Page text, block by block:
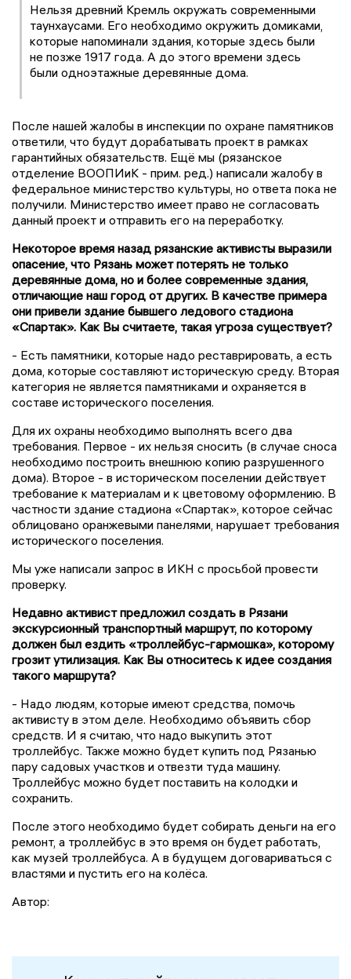
Нельзя древний Кремль окружать современными
таунхаусами. Его необходимо окружить домиками,
которые напоминали здания, которые здесь были
не позже 1917 года. А до этого времени здесь
были одноэтажные деревянные дома.
После нашей жалобы в инспекции по охране памятников
ответили, что будут дорабатывать проект в рамках
гарантийных обязательств. Ещё мы (рязанское
отделение ВООПИиК - прим. ред.) написали жалобу в
федеральное министерство культуры, но ответа пока не
получили. Министерство имеет право не согласовать
данный проект и отправить его на переработку.
Некоторое время назад рязанские активисты выразили
опасение, что Рязань может потерять не только
деревянные дома, но и более современные здания,
отличающие наш город от других. В качестве примера
они привели здание бывшего ледового стадиона
«Спартак». Как Вы считаете, такая угроза существует?
- Есть памятники, которые надо реставрировать, а есть
дома, которые составляют историческую среду. Вторая
категория не является памятниками и охраняется в
составе исторического поселения.
Для их охраны необходимо выполнять всего два
требования. Первое - их нельзя сносить (в случае сноса
необходимо построить внешнюю копию разрушенного
дома). Второе - в историческом поселении действует
требование к материалам и к цветовому оформлению. В
частности здание стадиона «Спартак», которое сейчас
облицовано оранжевыми панелями, нарушает требования
исторического поселения.
Мы уже написали запрос в ИКН с просьбой провести
проверку.
Недавно активист предложил создать в Рязани
экскурсионный транспортный маршрут, по которому
должен был ездить «троллейбус-гармошка», которому
грозит утилизация. Как Вы относитесь к идее создания
такого маршрута?
- Надо людям, которые имеют средства, помочь
активисту в этом деле. Необходимо объявить сбор
средств. И я считаю, что надо выкупить этот
троллейбус. Также можно будет купить под Рязанью
пару садовых участков и отвезти туда машину.
Троллейбус можно будет поставить на колодки и
сохранить.
После этого необходимо будет собирать деньги на его
ремонт, а троллейбус в это время он будет работать,
как музей троллейбуса. А в будущем договариваться с
властями и пустить его на колёса.
Автор: